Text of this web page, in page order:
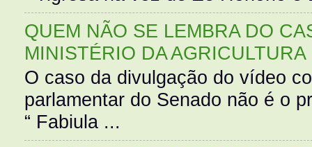
QUEM NÃO SE LEMBRA DO
MINISTÉRIO DA AGRICULTURA
O caso da divulgação do vídeo
parlamentar do Senado não é o
“ Fabiula ...